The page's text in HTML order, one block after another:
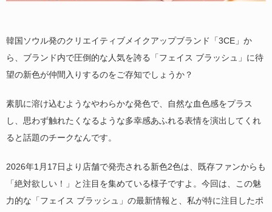
韓国ソウル発のクリエイティブメイクアップブランド「3CE」か
ら、ブランド内で圧倒的な人気を誇る「フェイス ブラッシュ」に待
望の新色が仲間入りするのをご存知でしょうか？
素肌に溶け込むようなやわらかな発色で、自然な血色感をプラス
し、思わず触れたくなるような多幸感あふれる表情を演出してくれ
ると話題のチークなんです。
2026年1月17日より店舗で発売される新色2色は、既存ファンからも
「絶対欲しい！」と注目を集めている様子ですよ。今回は、この魅
力的な「フェイス ブラッシュ」の最新情報と、私が特に注目したポ